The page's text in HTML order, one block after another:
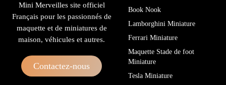
Mini Merveilles site officiel
Français pour les passionnés de
maquette et de miniatures de
maison, véhicules et autres.
Contactez-nous
Book Nook
Lamborghini Miniature
Ferrari Miniature
Maquette Stade de foot
Miniature
Tesla Miniature